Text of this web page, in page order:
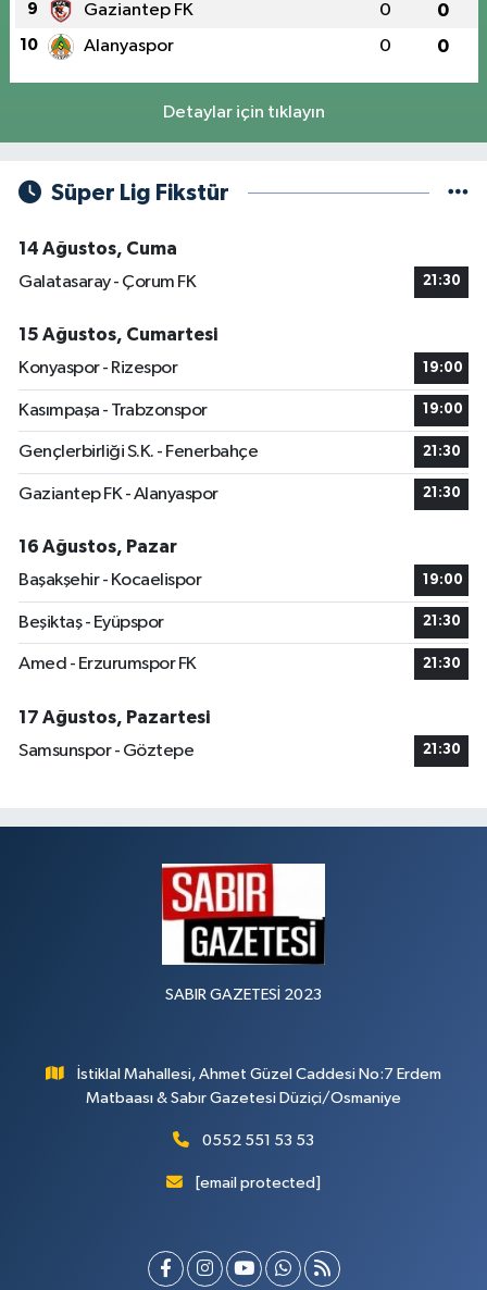
9 Gaziantep FK 0 0
10 Alanyaspor 0 0
Detaylar için tıklayın
Süper Lig Fikstür
14 Ağustos, Cuma
Galatasaray - Çorum FK
21:30
15 Ağustos, Cumartesi
Konyaspor - Rizespor
19:00
Kasımpaşa - Trabzonspor 19:00
Gençlerbirliği S.K. - Fenerbahçe 21:30
Gaziantep FK - Alanyaspor 21:30
16 Ağustos, Pazar
Başakşehir - Kocaelispor
19:00
Beşiktaş - Eyüpspor 21:30
Amed - Erzurumspor FK 21:30
17 Ağustos, Pazartesi
Samsunspor - Göztepe
21:30
SABIR GAZETESİ 2023
İstiklal Mahallesi, Ahmet Güzel Caddesi No:7 Erdem
Matbaası & Sabır Gazetesi Düziçi/Osmaniye
0552 551 53 53
[email protected]